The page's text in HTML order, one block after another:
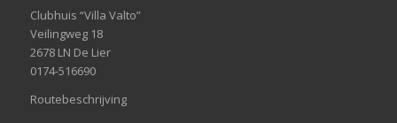
Clubhuis “Villa Valto”
Veilingweg 18
2678 LN De Lier
0174-516690
Routebeschrijving